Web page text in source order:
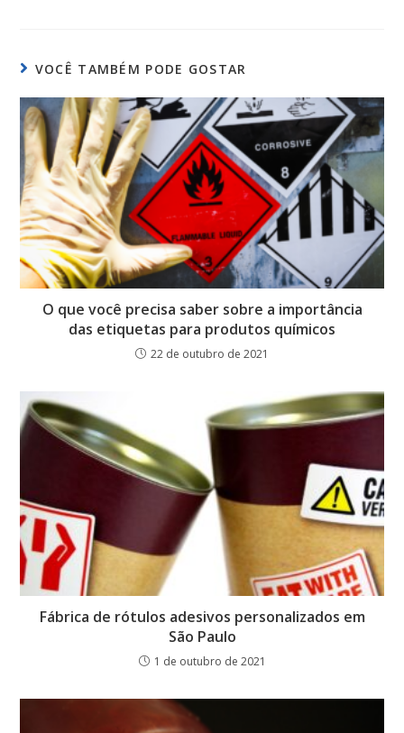
VOCÊ TAMBÉM PODE GOSTAR
O que você precisa saber sobre a importância
das etiquetas para produtos químicos
22 de outubro de 2021
Fábrica de rótulos adesivos personalizados em
São Paulo
1 de outubro de 2021